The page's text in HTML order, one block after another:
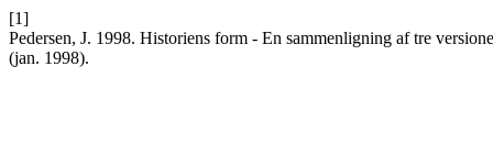
[1]
Pedersen, J. 1998. Historiens form - En sammenligning af tre
(jan. 1998).